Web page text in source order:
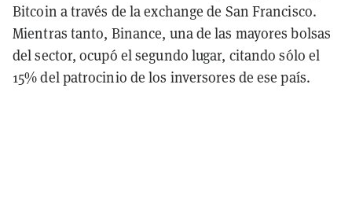
Bitcoin a través de la exchange de San Francisco.
Mientras tanto, Binance, una de las mayores bolsas
del sector, ocupó el segundo lugar, citando sólo el
15% del patrocinio de los inversores de ese país.